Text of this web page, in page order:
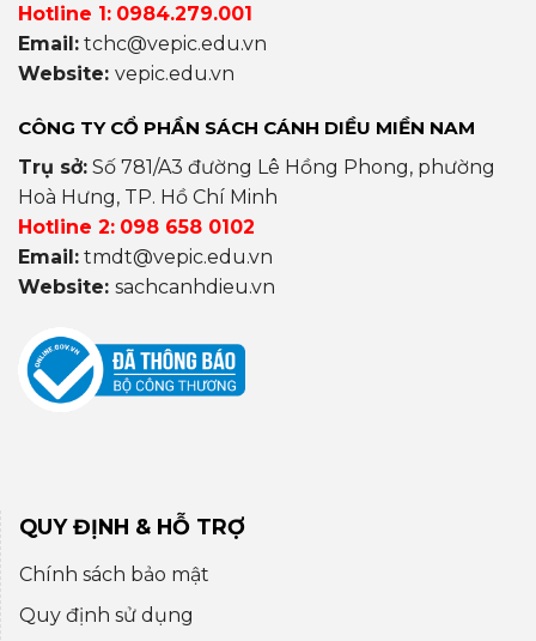
Hotline 1: 0984.279.001
Email: tchc@vepic.edu.vn
Website: vepic.edu.vn
CÔNG TY CỔ PHẦN SÁCH CÁNH DIỀU MIỀN NAM
Trụ sở: Số 781/A3 đường Lê Hồng Phong, phường
Hoà Hưng, TP. Hồ Chí Minh
Hotline 2: 098 658 0102
Email: tmdt@vepic.edu.vn
Website: sachcanhdieu.vn
QUY ĐỊNH & HỖ TRỢ
Chính sách bảo mật
Quy định sử dụng